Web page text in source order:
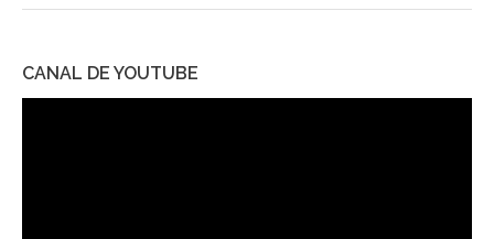
CANAL DE YOUTUBE